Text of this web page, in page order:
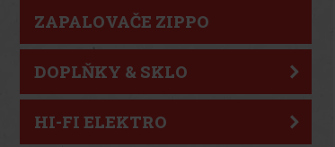
ZAPALOVAČE ZIPPO
DOPLŇKY & SKLO
HI-FI ELEKTRO